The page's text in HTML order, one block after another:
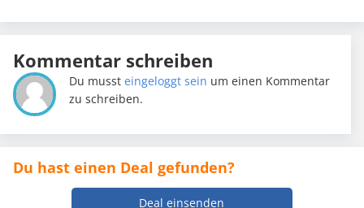
Kommentar schreiben
Du mussteingeloggt sein um einen Kommentar
zu schreiben.
Du hast einen Deal gefunden?
Deal einsenden